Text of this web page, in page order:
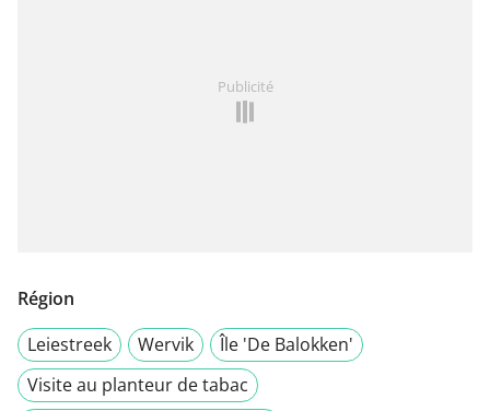
Publicité
Région
Leiestreek
Wervik
Île 'De Balokken'
Visite au planteur de tabac